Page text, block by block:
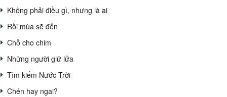
Không phải điều gì, nhưng là ai
Rồi mùa sẽ đến
Chỗ cho chim
Những người giữ lửa
Tìm kiếm Nước Trời
Chén hay ngai?